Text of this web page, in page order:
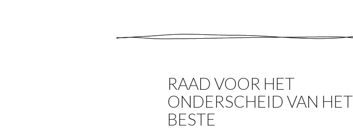
RAAD VOOR HET
ONDERSCHEID VAN HET
BESTE